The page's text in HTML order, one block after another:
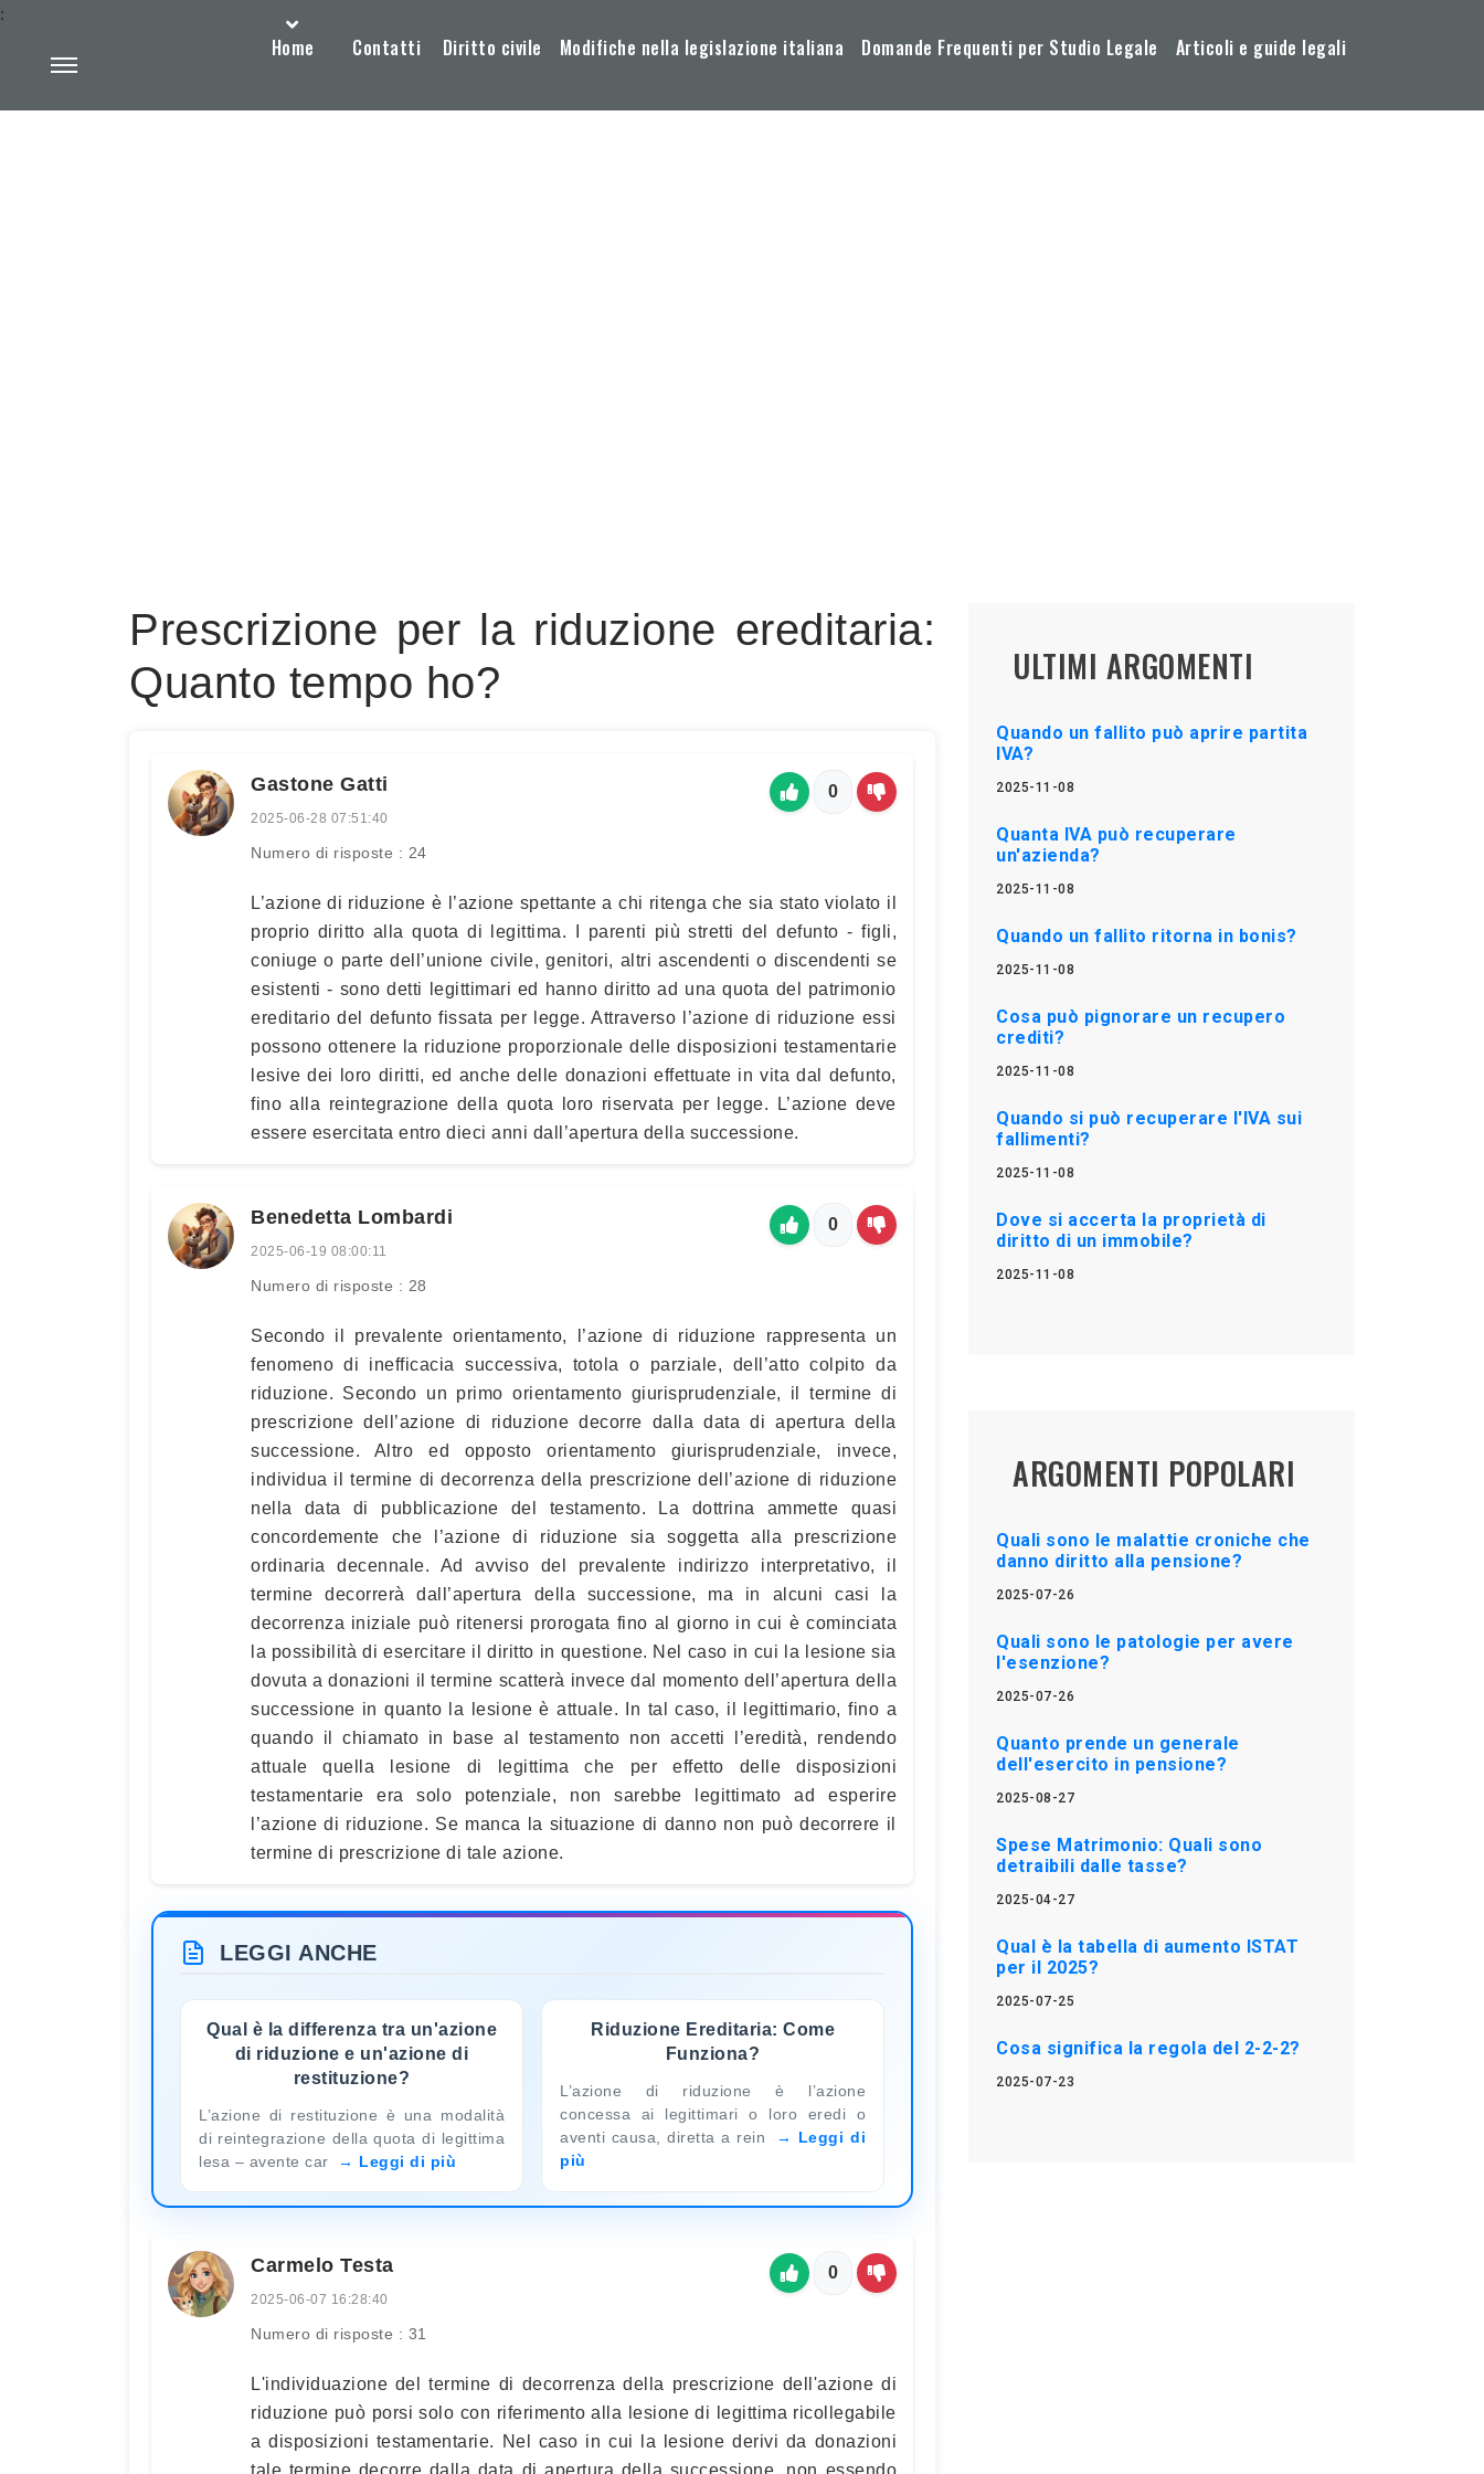
Home Contatti Diritto civile Modifiche nella legislazione italiana Domande Frequenti per Studio Legale Articoli e guide legali
:
Prescrizione per la riduzione ereditaria:
Quanto tempo ho?
Gastone Gatti
2025-06-28 07:51:40
Numero di risposte : 24
0
L’azione di riduzione è l’azione spettante a chi ritenga che sia stato violato il
proprio diritto alla quota di legittima. I parenti più stretti del defunto - figli,
coniuge o parte dell’unione civile, genitori, altri ascendenti o discendenti se
esistenti - sono detti legittimari ed hanno diritto ad una quota del patrimonio
ereditario del defunto fissata per legge. Attraverso l’azione di riduzione essi
possono ottenere la riduzione proporzionale delle disposizioni testamentarie
lesive dei loro diritti, ed anche delle donazioni effettuate in vita dal defunto,
fino alla reintegrazione della quota loro riservata per legge. L’azione deve
essere esercitata entro dieci anni dall’apertura della successione.
Benedetta Lombardi
2025-06-19 08:00:11
Numero di risposte : 28
0
Secondo il prevalente orientamento, l’azione di riduzione rappresenta un
fenomeno di inefficacia successiva, totola o parziale, dell’atto colpito da
riduzione. Secondo un primo orientamento giurisprudenziale, il termine di
prescrizione dell’azione di riduzione decorre dalla data di apertura della
successione. Altro ed opposto orientamento giurisprudenziale, invece,
individua il termine di decorrenza della prescrizione dell’azione di riduzione
nella data di pubblicazione del testamento. La dottrina ammette quasi
concordemente che l’azione di riduzione sia soggetta alla prescrizione
ordinaria decennale. Ad avviso del prevalente indirizzo interpretativo, il
termine decorrerà dall’apertura della successione, ma in alcuni casi la
decorrenza iniziale può ritenersi prorogata fino al giorno in cui è cominciata
la possibilità di esercitare il diritto in questione. Nel caso in cui la lesione sia
dovuta a donazioni il termine scatterà invece dal momento dell’apertura della
successione in quanto la lesione è attuale. In tal caso, il legittimario, fino a
quando il chiamato in base al testamento non accetti l’eredità, rendendo
attuale quella lesione di legittima che per effetto delle disposizioni
testamentarie era solo potenziale, non sarebbe legittimato ad esperire
l’azione di riduzione. Se manca la situazione di danno non può decorrere il
termine di prescrizione di tale azione.
LEGGI ANCHE
Qual è la differenza tra un'azione
di riduzione e un'azione di
restituzione?
L’azione di restituzione è una modalità
di reintegrazione della quota di legittima
lesa – avente car
Leggi di più
Riduzione Ereditaria: Come
Funziona?
L’azione di riduzione è l’azione
concessa ai legittimari o loro eredi o
aventi causa, diretta a rein
Leggi di
più
Carmelo Testa
2025-06-07 16:28:40
Numero di risposte : 31
0
L'individuazione del termine di decorrenza della prescrizione dell'azione di
riduzione può porsi solo con riferimento alla lesione di legittima ricollegabile
a disposizioni testamentarie. Nel caso in cui la lesione derivi da donazioni
tale termine decorre dalla data di apertura della successione, non essendo
ULTIMI ARGOMENTI
Quando un fallito può aprire partita
IVA?
2025-11-08
Quanta IVA può recuperare
un'azienda?
2025-11-08
Quando un fallito ritorna in bonis?
2025-11-08
Cosa può pignorare un recupero
crediti?
2025-11-08
Quando si può recuperare l'IVA sui
fallimenti?
2025-11-08
Dove si accerta la proprietà di
diritto di un immobile?
2025-11-08
ARGOMENTI POPOLARI
Quali sono le malattie croniche che
danno diritto alla pensione?
2025-07-26
Quali sono le patologie per avere
l'esenzione?
2025-07-26
Quanto prende un generale
dell'esercito in pensione?
2025-08-27
Spese Matrimonio: Quali sono
detraibili dalle tasse?
2025-04-27
Qual è la tabella di aumento ISTAT
per il 2025?
2025-07-25
Cosa significa la regola del 2-2-2?
2025-07-23